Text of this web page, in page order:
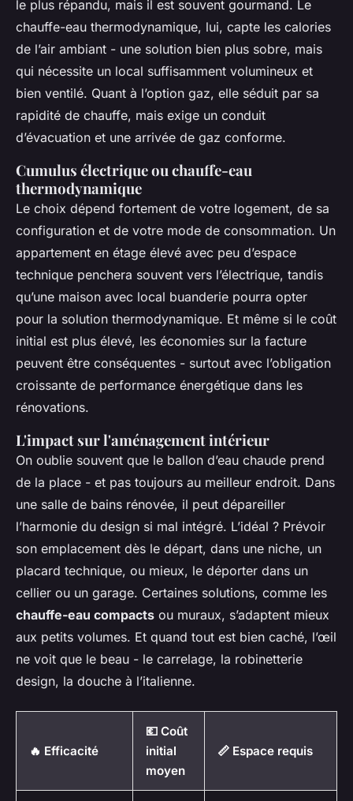
le plus répandu, mais il est souvent gourmand. Le
chauffe-eau thermodynamique, lui, capte les calories
de l’air ambiant - une solution bien plus sobre, mais
qui nécessite un local suffisamment volumineux et
bien ventilé. Quant à l’option gaz, elle séduit par sa
rapidité de chauffe, mais exige un conduit
d’évacuation et une arrivée de gaz conforme.
Cumulus électrique ou chauffe-eau
thermodynamique
Le choix dépend fortement de votre logement, de sa
configuration et de votre mode de consommation. Un
appartement en étage élevé avec peu d’espace
technique penchera souvent vers l’électrique, tandis
qu’une maison avec local buanderie pourra opter
pour la solution thermodynamique. Et même si le coût
initial est plus élevé, les économies sur la facture
peuvent être conséquentes - surtout avec l’obligation
croissante de performance énergétique dans les
rénovations.
L'impact sur l'aménagement intérieur
On oublie souvent que le ballon d’eau chaude prend
de la place - et pas toujours au meilleur endroit. Dans
une salle de bains rénovée, il peut dépareiller
l’harmonie du design si mal intégré. L’idéal ? Prévoir
son emplacement dès le départ, dans une niche, un
placard technique, ou mieux, le déporter dans un
cellier ou un garage. Certaines solutions, comme les
chauffe-eau compacts ou muraux, s’adaptent mieux
aux petits volumes. Et quand tout est bien caché, l’œil
ne voit que le beau - le carrelage, la robinetterie
design, la douche à l’italienne.
🔥 Efficacité
💶 Coût
initial
moyen
📏 Espace requis